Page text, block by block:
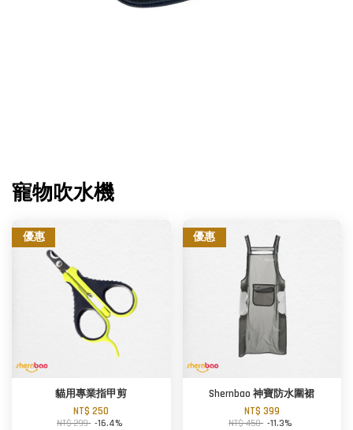
寵物吹水機
優惠
貓用專業指甲剪
NT$ 250
NT$ 299 -16.4%
優惠
Shernbao 神寶防水圍裙
NT$ 399
NT$ 450 -11.3%